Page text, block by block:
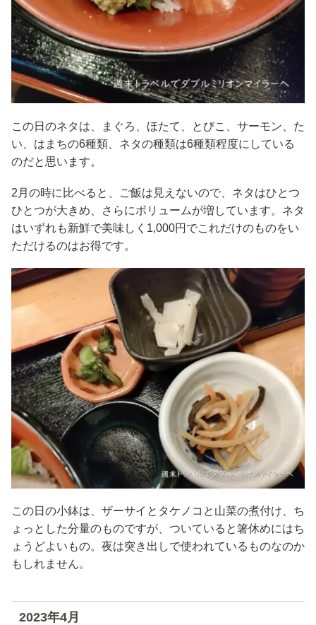
この日のネタは、まぐろ、ほたて、とびこ、サーモン、た
い、はまちの6種類、ネタの種類は6種類程度にしている
のだと思います。
2月の時に比べると、ご飯は見えないので、ネタはひとつ
ひとつが大きめ、さらにボリュームが増しています。ネタ
はいずれも新鮮で美味しく1,000円でこれだけのものをい
ただけるのはお得です。
この日の小鉢は、ザーサイとタケノコと山菜の煮付け、ち
ょっとした分量のものですが、ついていると箸休めにはち
ょうどよいもの。夜は突き出しで使われているものなのか
もしれません。
2023年4月